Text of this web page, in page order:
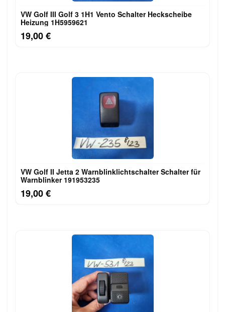
VW Golf III Golf 3 1H1 Vento Schalter Heckscheibe
Heizung 1H5959621
19,00 €
VW Golf II Jetta 2 Warnblinklichtschalter Schalter für
Warnblinker 191953235
19,00 €